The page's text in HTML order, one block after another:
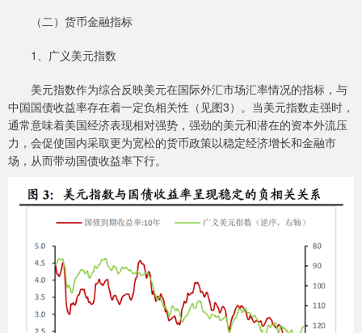
（二）货币金融指标
1、广义美元指数
美元指数作为综合反映美元在国际外汇市场汇率情况的指标，与
中国国债收益率存在着一定负相关性（见图3）。当美元指数走强时，
通常意味着美国经济表现相对强势，强劲的美元和潜在的资本外流压
力，会促使国内采取更为宽松的货币政策以稳定经济增长和金融市
场，从而带动国债收益率下行。